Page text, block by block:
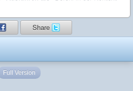
Share
Full Version